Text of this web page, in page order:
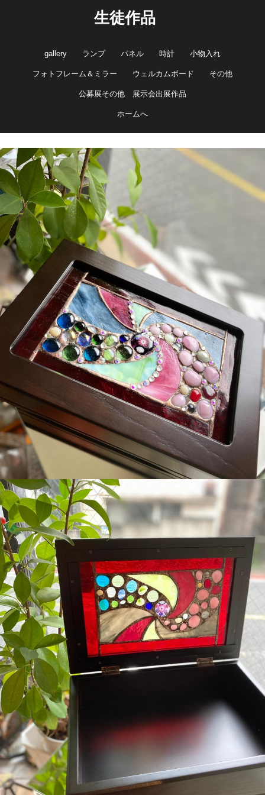
生徒作品
gallery ランプ パネル 時計 小物入れ
フォトフレーム＆ミラー ウェルカムボード その他
公募展その他 展示会出展作品
ホームへ